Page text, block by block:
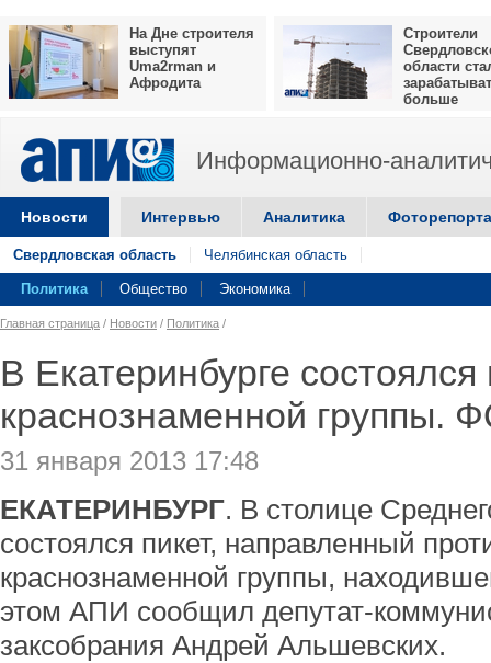
На Дне строителя
выступят
Uma2rman и
Афродита
Строители
области
больше
Информационно-
Новости Интервью Аналитика
Свердловская область Челябинская область
Политика Общество Экономика
Главная страница / Новости / Политика /
В Екатеринбурге состоялся
краснознаменной группы.
31 января 2013 17:48
ЕКАТЕРИНБУРГ. В столице
состоялся пикет, направленный
краснознаменной группы,
этом АПИ сообщил депутат-
заксобрания Андрей Альшевских.